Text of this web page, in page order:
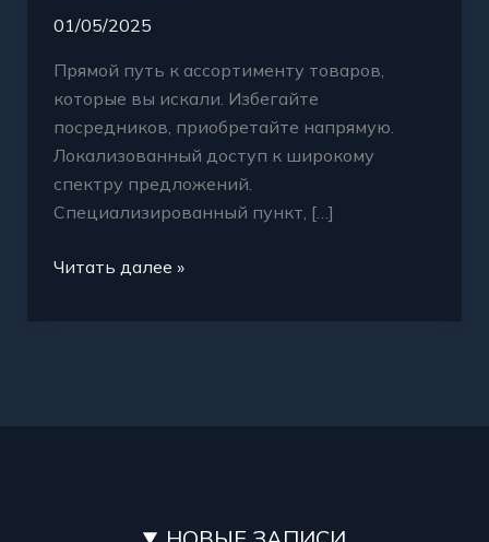
01/05/2025
Прямой путь к ассортименту товаров,
которые вы искали. Избегайте
посредников, приобретайте напрямую.
Локализованный доступ к широкому
спектру предложений.
Специализированный пункт, […]
Читать далее »